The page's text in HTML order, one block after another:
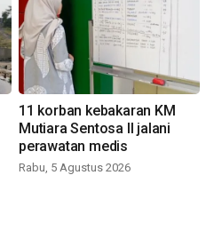
11 korban kebakaran KM
Mutiara Sentosa II jalani
perawatan medis
Rabu, 5 Agustus 2026